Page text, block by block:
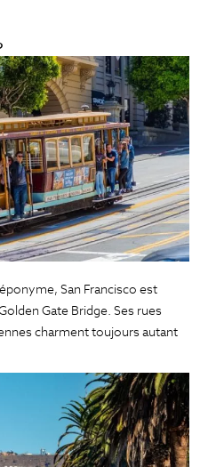
San Francisco est
Gate Bridge. Ses rues
charment toujours autant